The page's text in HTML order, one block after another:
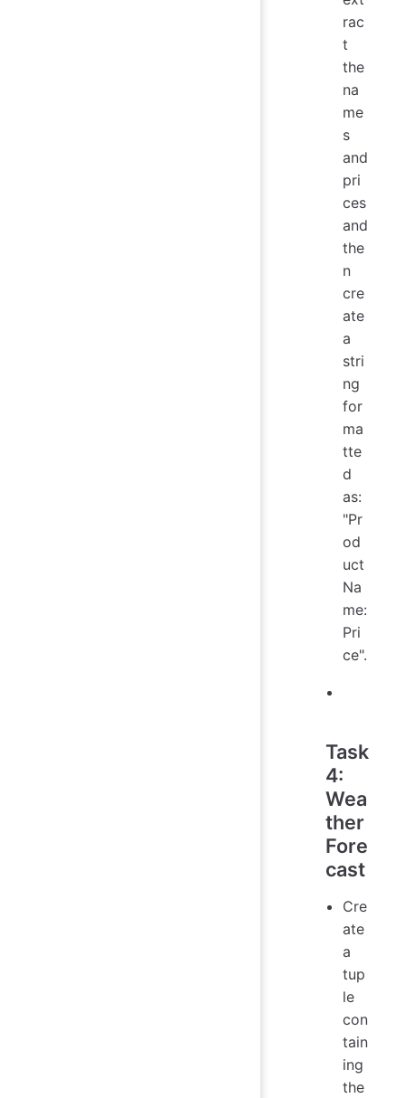
rac
t
the
na
me
s
and
pri
ces
and
the
n
cre
ate
a
stri
ng
for
ma
tte
d
as:
"Pr
od
uct
Na
me:
Pri
ce".
Task
4:
Wea
ther
Fore
cast
Cre
ate
a
tup
le
con
tain
ing
the